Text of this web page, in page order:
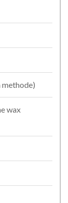
methode)
wax